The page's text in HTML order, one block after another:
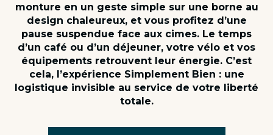
monture en un geste simple sur une borne au
design chaleureux, et vous profitez d’une
pause suspendue face aux cimes. Le temps
d’un café ou d’un déjeuner, votre vélo et vos
équipements retrouvent leur énergie. C’est
cela, l’expérience Simplement Bien : une
logistique invisible au service de votre liberté
totale.